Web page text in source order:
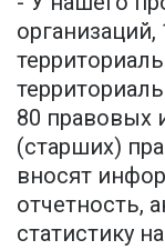
80 правовых
(старших)
вносят
отчетность,
статистику